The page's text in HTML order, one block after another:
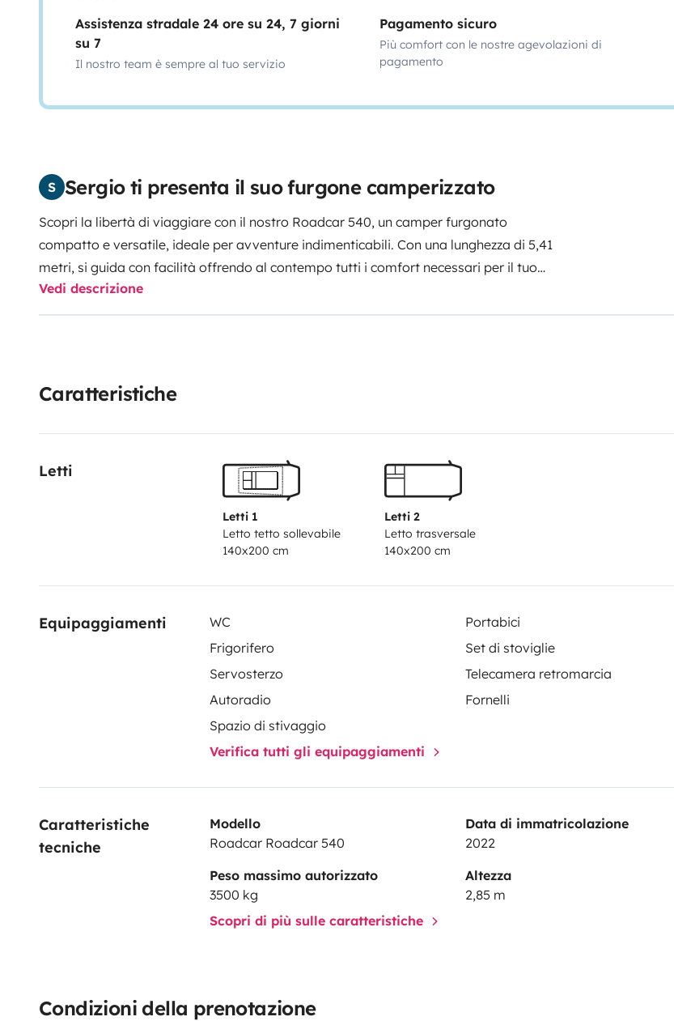
Assistenza stradale 24 ore su 24, 7 giorni
su 7
Il nostro team è sempre al tuo servizio
Pagamento sicuro
Più comfort con le nostre agevolazioni di
pagamento
S Sergio ti presenta il suo furgone camperizzato
Scopri la libertà di viaggiare con il nostro Roadcar 540, un camper furgonato
compatto e versatile, ideale per avventure indimenticabili. Con una lunghezza di 5,41
metri, si guida con facilità offrendo al contempo tutti i comfort necessari per il tuo
viaggio. Caratteristiche principali:
fornello a gas a due fuochi, lavello e frigorifero a compressore da 90 litri.- Bagno: con
letto. Il nostro Roadcar 540 è perfetto per coppie che desiderano esplorare in totale
perdere l'opportunità di vivere un'esperienza unica on the road con il nostro camper.
Contattaci per verificare la disponibilità e pianificare la tua prossima avventura!
Vedi descrizione
Caratteristiche
Letti
Letti 1
Letto tetto sollevabile
140x200 cm
Letti 2
Letto trasversale
140x200 cm
Equipaggiamenti WC
Portabici
Frigorifero
Set di stoviglie
Servosterzo
Telecamera retromarcia
Autoradio
Fornelli
Spazio di stivaggio
Verifica tutti gli equipaggiamenti
Caratteristiche
tecniche
Modello
Roadcar Roadcar 540
Data di immatricolazione
2022
Peso massimo autorizzato
3500 kg
Altezza
2,85 m
Scopri di più sulle caratteristiche
Condizioni della prenotazione